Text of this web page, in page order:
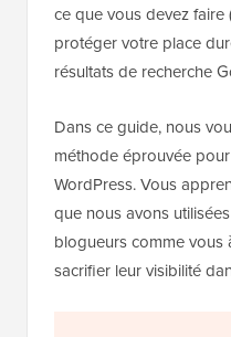
ce que vous devez faire
protéger votre place
résultats de recherche
Dans ce guide, nous
méthode éprouvée
WordPress. Vous
que nous avons
blogueurs comme vous
sacrifier leur visibilité